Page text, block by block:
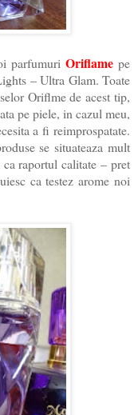
parfumuri Oriflame pe
– Ultra Glam. Toate
Oriflme de acest tip,
pe piele, in cazul meu,
a fi reimprospatate.
se situateaza mult
raportul calitate – pret
ca testez arome noi